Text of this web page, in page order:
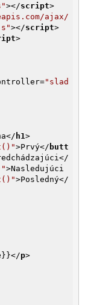
></script>
ajax/
></script>
>
="slad
</ h1>
>Prvý</ butt
</
>Nasledujúci
>Posledný</
</p>